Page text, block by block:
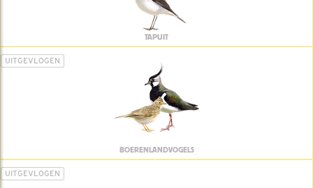
TAPUIT
UITGEVLOGEN
BOERENLANDVOGELS
UITGEVLOGEN